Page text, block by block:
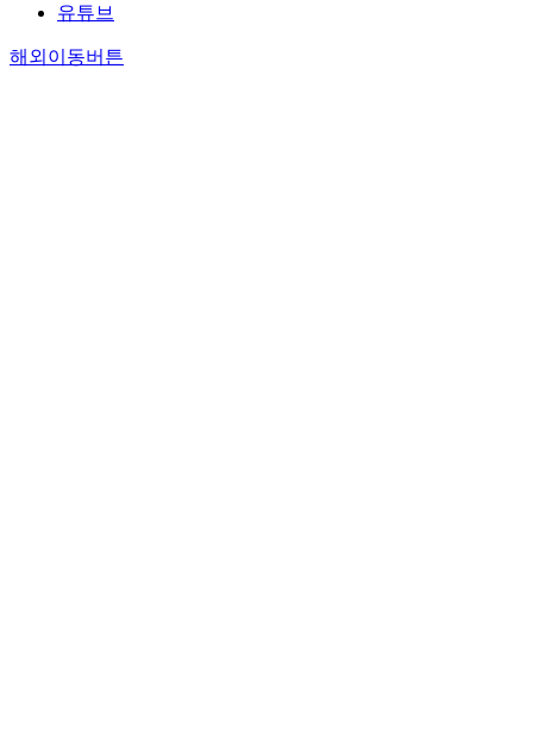
유튜브
해외이동버튼